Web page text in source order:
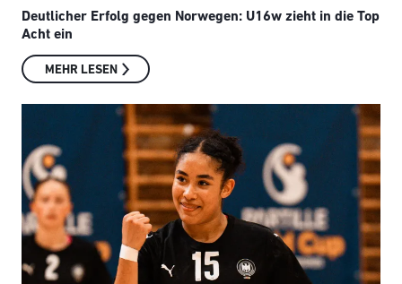
Deutlicher Erfolg gegen Norwegen: U16w zieht in die Top
Acht ein
MEHR LESEN